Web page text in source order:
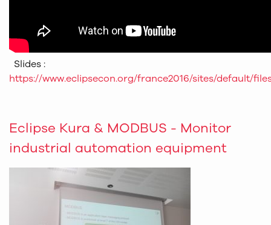
Slides :
https://www.eclipsecon.org/france2016/sites/default/
Eclipse Kura & MODBUS - Monitor
industrial automation equipment